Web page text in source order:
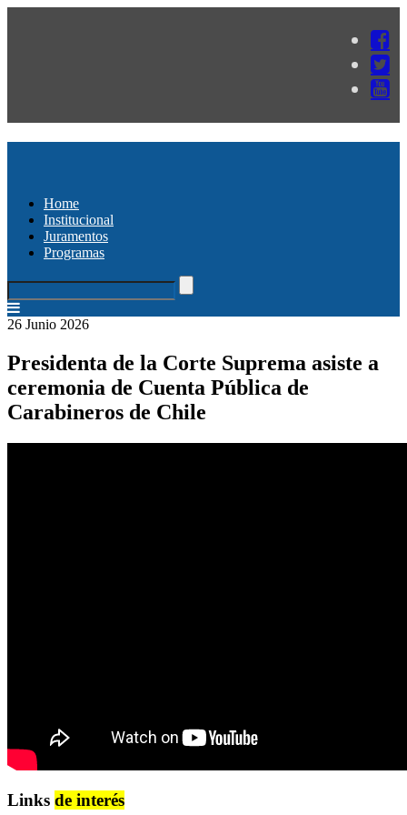
Home
Institucional
Juramentos
Programas
26 Junio 2026
Presidenta de la Corte Suprema asiste a
ceremonia de Cuenta Pública de
Carabineros de Chile
Links de interés